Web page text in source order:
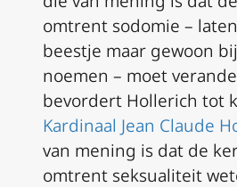
omtrent sodomie –
beestje maar gewoon
noemen – moet
bevordert Hollerich tot
Kardinaal Jean Claude
van mening is dat de
omtrent seksualiteit